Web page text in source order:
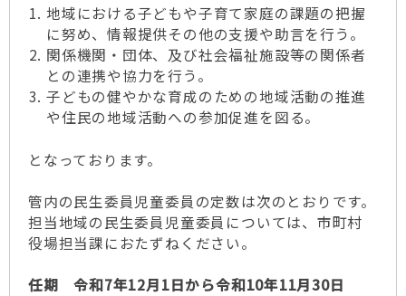
地域における子どもや子育て家庭の課題の把握
に努め、情報提供その他の支援や助言を行う。
関係機関・団体、及び社会福祉施設等の関係者
との連携や協力を行う。
子どもの健やかな育成のための地域活動の推進
や住民の地域活動への参加促進を図る。
となっております。
管内の民生委員児童委員の定数は次のとおりです。
担当地域の民生委員児童委員については、市町村
役場担当課におたずねください。
任期 令和7年12月1日から令和10年11月30日